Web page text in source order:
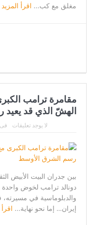
السياسية
اليابان تكسر أحد أكبر
مئات الآلاف في كيوشو
مغلق مع كب... اقرأ المزيد
مقامرة ترامب
الهشّ الذي قد
لا يوجد تعليقات
بين جدران البيت الأبيض
دونالد ترامب لخوض
والدبلوماسية في
إيران… إما نحو نهاية...